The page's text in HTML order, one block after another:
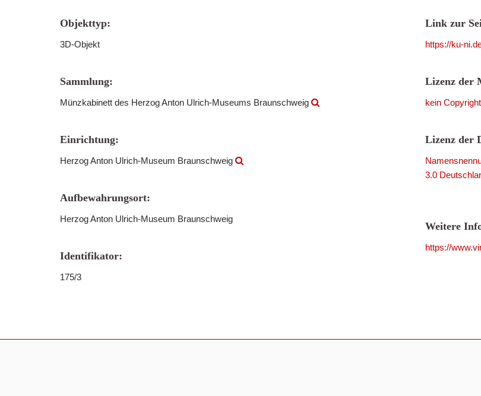
Objekttyp:
3D-Objekt
Sammlung:
Münzkabinett des Herzog Anton Ulrich-Museums Braunschweig
Einrichtung:
Herzog Anton Ulrich-Museum Braunschweig
Aufbewahrungsort:
Herzog Anton Ulrich-Museum Braunschweig
Identifikator:
175/3
Link zur
https://ku-
Lizenz der
kein
Lizenz der
3.0
Weitere
https://